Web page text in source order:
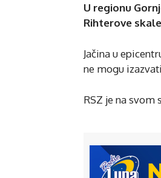
U regionu
Rihterove
Jačina u
ne mogu
RSZ je na